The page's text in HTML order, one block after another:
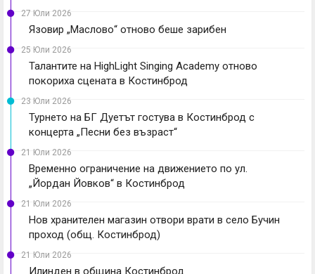
27 Юли 2026
Язовир „Маслово“ отново беше зарибен
25 Юли 2026
Талантите на HighLight Singing Academy отново
покориха сцената в Костинброд
23 Юли 2026
Турнето на БГ Дуетът гостува в Костинброд с
концерта „Песни без възраст“
21 Юли 2026
Временно ограничение на движението по ул.
„Йордан Йовков“ в Костинброд
21 Юли 2026
Нов хранителен магазин отвори врати в село Бучин
проход (общ. Костинброд)
21 Юли 2026
Илинден в община Костинброд